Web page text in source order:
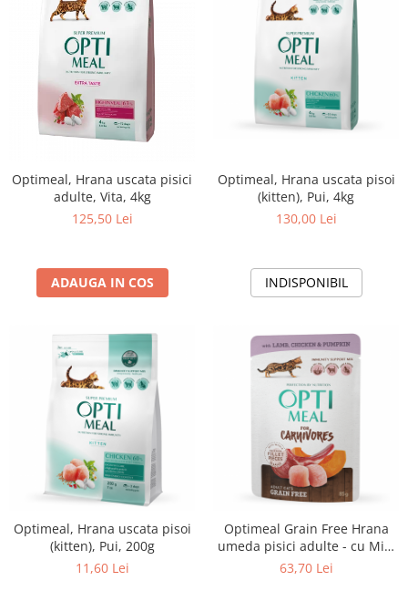
Optimeal, Hrana uscata pisici
adulte, Vita, 4kg
125,50 Lei
ADAUGA IN COS
Optimeal, Hrana uscata pisoi
(kitten), Pui, 4kg
130,00 Lei
INDISPONIBIL
Optimeal, Hrana uscata pisoi
(kitten), Pui, 200g
11,60 Lei
Optimeal Grain Free Hrana
umeda pisici adulte - cu Miel
si pui in jeleu, set 12*0,085kg
63,70 Lei